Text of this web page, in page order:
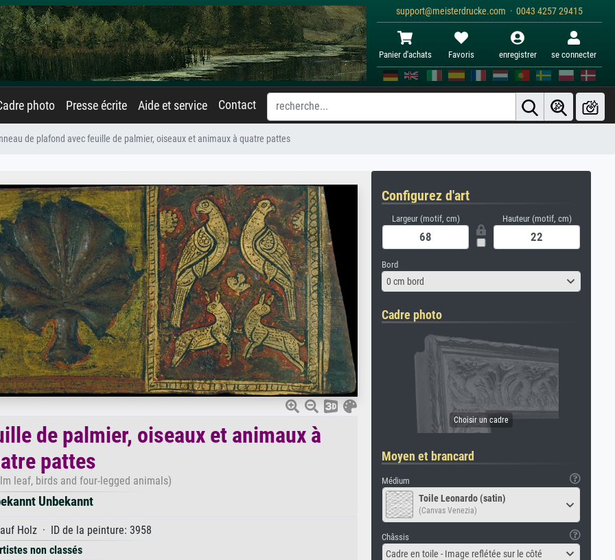
support@meisterdrucke.com · 0043 4257 29415
Panier d'achats Favoris enregistrer se connecter
photo Presse écrite Aide et service Contact
de plafond avec feuille de palmier, oiseaux et animaux à quatre pattes
de palmier, oiseaux et animaux à
pattes
leaf, birds and four-legged animals)
Unbekannt
Holz · ID de la peinture: 3958
non classés
Configurez d'art
Largeur (motif, cm) Hauteur (motif, cm)
Bord
0 cm bord
Cadre photo
Moyen et brancard
Médium
Toile Leonardo (satin)
(Canvas Venezia)
Châssis
Cadre en toile - Image reflétée sur le côté